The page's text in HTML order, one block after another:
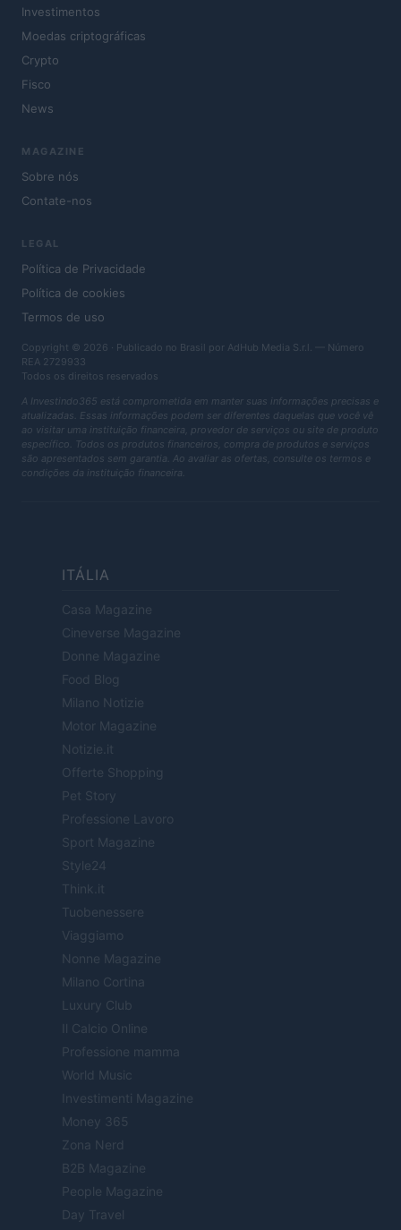
Investimentos
Moedas criptográficas
Crypto
Fisco
News
MAGAZINE
Sobre nós
Contate-nos
LEGAL
Política de Privacidade
Política de cookies
Termos de uso
Copyright © 2026 · Publicado no Brasil por AdHub Media S.r.l. — Número
REA 2729933
Todos os direitos reservados
A Investindo365 está comprometida em manter suas informações precisas e
atualizadas. Essas informações podem ser diferentes daquelas que você vê
ao visitar uma instituição financeira, provedor de serviços ou site de produto
específico. Todos os produtos financeiros, compra de produtos e serviços
são apresentados sem garantia. Ao avaliar as ofertas, consulte os termos e
condições da instituição financeira.
ITÁLIA
Casa Magazine
Cineverse Magazine
Donne Magazine
Food Blog
Milano Notizie
Motor Magazine
Notizie.it
Offerte Shopping
Pet Story
Professione Lavoro
Sport Magazine
Style24
Think.it
Tuobenessere
Viaggiamo
Nonne Magazine
Milano Cortina
Luxury Club
Il Calcio Online
Professione mamma
World Music
Investimenti Magazine
Money 365
Zona Nerd
B2B Magazine
People Magazine
Day Travel